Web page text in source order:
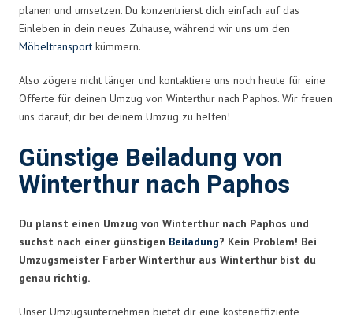
planen und umsetzen. Du konzentrierst dich einfach auf das
Einleben in dein neues Zuhause, während wir uns um den
Möbeltransport kümmern.
Also zögere nicht länger und kontaktiere uns noch heute für eine
Offerte für deinen Umzug von Winterthur nach Paphos. Wir freuen
uns darauf, dir bei deinem Umzug zu helfen!
Günstige Beiladung von
Winterthur nach Paphos
Du planst einen Umzug von Winterthur nach Paphos und
suchst nach einer günstigen Beiladung? Kein Problem! Bei
Umzugsmeister Farber Winterthur aus Winterthur bist du
genau richtig.
Unser Umzugsunternehmen bietet dir eine kosteneffiziente